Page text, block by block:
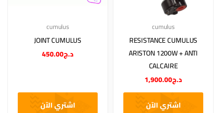
cumulus
JOINT CUMULUS
د.ج450.00
اشتري الآن
cumulus
RESISTANCE CUMULUS
ARISTON 1200W + ANTI
CALCAIRE
د.ج1,900.00
اشتري الآن